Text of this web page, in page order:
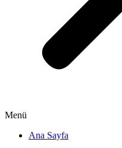
Menü
Ana Sayfa